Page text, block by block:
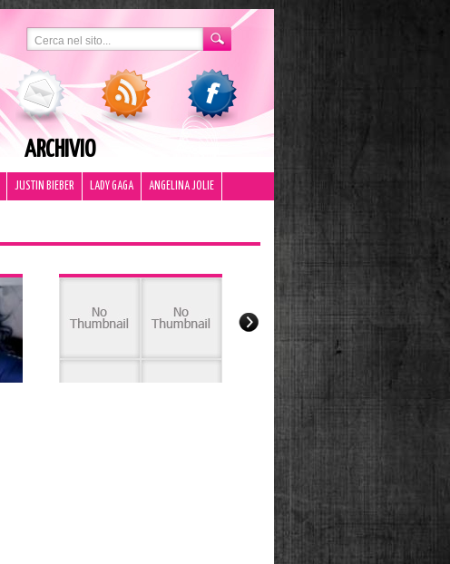
ARCHIVIO
JUSTIN BIEBER LADY GAGA ANGELINA JOLIE